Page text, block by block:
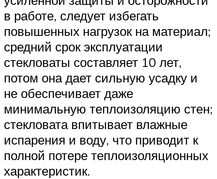
в работе, следует избегать
повышенных нагрузок на материал;
средний срок эксплуатации
стекловаты составляет 10 лет,
потом она дает сильную усадку и
не обеспечивает даже
минимальную теплоизоляцию стен;
стекловата впитывает влажные
испарения и воду, что приводит к
полной потере теплоизоляционных
характеристик.